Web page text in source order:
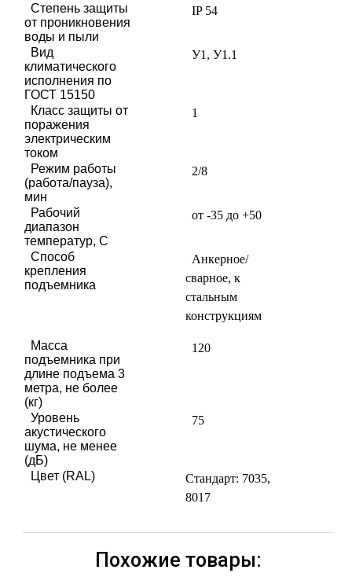
Степень защиты
от проникновения
воды и пыли
IP 54
Вид
климатического
исполнения по
ГОСТ 15150
У1, У1.1
Класс защиты от
поражения
электрическим
током
1
Режим работы
(работа/пауза),
мин
2/8
Рабочий
диапазон
температур, С
от -35 до +50
Способ
крепления
подъемника
Анкерное/
сварное, к
стальным
конструкциям
Масса
подъемника при
длине подъема 3
метра, не более
(кг)
120
Уровень
акустического
шума, не менее
(дБ)
75
Цвет (RAL)
Стандарт: 7035,
8017
Похожие товары: